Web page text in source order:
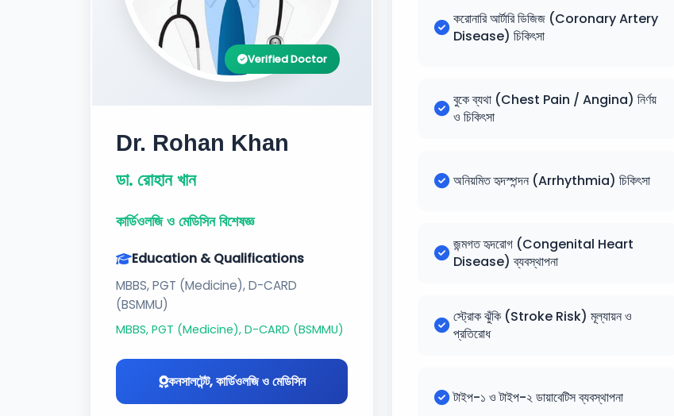
Verified Doctor
Dr. Rohan Khan
ডা. রোহান খান
কার্ডিওলজি ও মেডিসিন বিশেষজ্ঞ
Education & Qualifications
MBBS, PGT (Medicine), D-CARD
(BSMMU)
MBBS, PGT (Medicine), D-CARD (BSMMU)
কনসালটেন্ট, কার্ডিওলজি ও মেডিসিন
করোনারি আর্টারি ডিজিজ (Coronary Artery
Disease) চিকিৎসা
বুকে ব্যথা (Chest Pain / Angina) নির্ণয়
ও চিকিৎসা
অনিয়মিত হৃদস্পন্দন (Arrhythmia) চিকিৎসা
জন্মগত হৃদরোগ (Congenital Heart
Disease) ব্যবস্থাপনা
স্ট্রোক ঝুঁকি (Stroke Risk) মূল্যায়ন ও
প্রতিরোধ
টাইপ-১ ও টাইপ-২ ডায়াবেটিস ব্যবস্থাপনা